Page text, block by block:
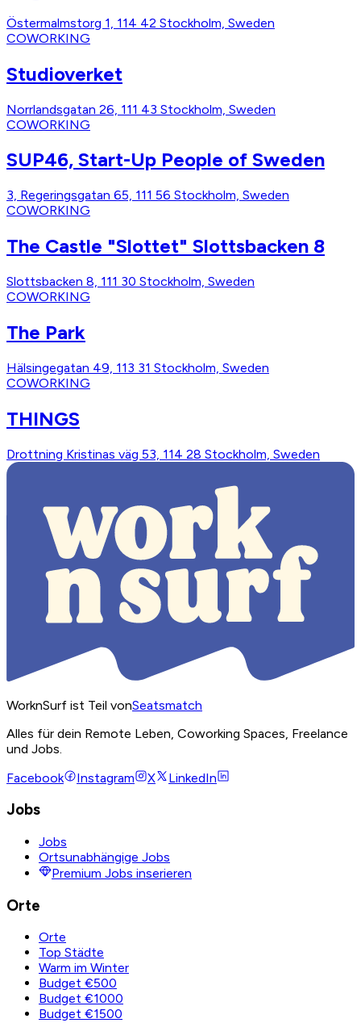
Östermalmstorg 1, 114 42 Stockholm, Sweden
COWORKING
Studioverket
Norrlandsgatan 26, 111 43 Stockholm, Sweden
COWORKING
SUP46, Start-Up People of Sweden
3, Regeringsgatan 65, 111 56 Stockholm, Sweden
COWORKING
The Castle "Slottet" Slottsbacken 8
Slottsbacken 8, 111 30 Stockholm, Sweden
COWORKING
The Park
Hälsingegatan 49, 113 31 Stockholm, Sweden
COWORKING
THINGS
Drottning Kristinas väg 53, 114 28 Stockholm, Sweden
WorknSurf ist Teil vonSeatsmatch
Alles für dein Remote Leben, Coworking Spaces, Freelance
und Jobs.
Facebook
Instagram X LinkedIn
Jobs
Jobs
Ortsunabhängige Jobs
Premium Jobs inserieren
Orte
Orte
Top Städte
Warm im Winter
Budget €500
Budget €1000
Budget €1500